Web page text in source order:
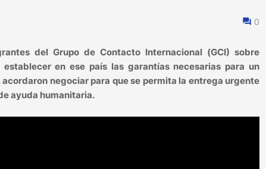
0
del Grupo de Contacto Internacional (GCI) sobre
en ese país las garantías necesarias para un
negociar para que se permita la entrega urgente
ayuda humanitaria.